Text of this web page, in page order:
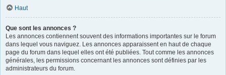
Haut
Que sont les annonces ?
Les annonces contiennent souvent des informations importantes sur le forum
dans lequel vous naviguez. Les annonces apparaissent en haut de chaque
page du forum dans lequel elles ont été publiées. Tout comme les annonces
générales, les permissions concernant les annonces sont définies par les
administrateurs du forum.